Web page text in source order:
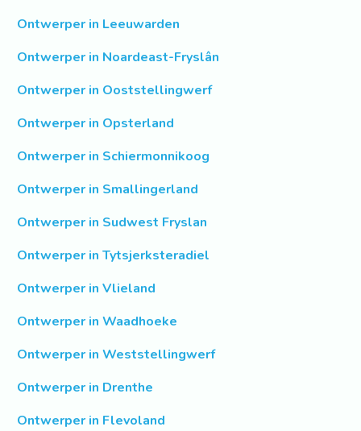
Ontwerper in Leeuwarden
Ontwerper in Noardeast-Fryslân
Ontwerper in Ooststellingwerf
Ontwerper in Opsterland
Ontwerper in Schiermonnikoog
Ontwerper in Smallingerland
Ontwerper in Sudwest Fryslan
Ontwerper in Tytsjerksteradiel
Ontwerper in Vlieland
Ontwerper in Waadhoeke
Ontwerper in Weststellingwerf
Ontwerper in Drenthe
Ontwerper in Flevoland